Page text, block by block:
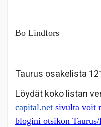
Bo Lindfors
Taurus osakelista
Löydät koko listan
capital.net sivulta voit
blogini otsikon